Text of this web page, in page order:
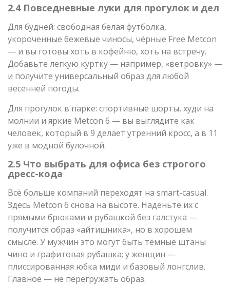
2.4 Повседневные луки для прогулок и дел
Для будней: свободная белая футболка,
укороченные бежевые чиносы, чёрные Free Metcon
— и вы готовы хоть в кофейню, хоть на встречу.
Добавьте легкую куртку — например, «ветровку» —
и получите универсальный образ для любой
весенней погоды.
Для прогулок в парке: спортивные шорты, худи на
молнии и яркие Metcon 6 — вы выглядите как
человек, который в 9 делает утренний кросс, а в 11
уже в модной булочной.
2.5 Что выбрать для офиса без строгого
дресс-кода
Всё больше компаний переходят на smart-casual.
Здесь Metcon 6 снова на высоте. Наденьте их с
прямыми брюками и рубашкой без галстука —
получится образ «айтишника», но в хорошем
смысле. У мужчин это могут быть тёмные штаны
чино и графитовая рубашка; у женщин —
плиссированная юбка миди и базовый лонгслив.
Главное — не перегружать образ.